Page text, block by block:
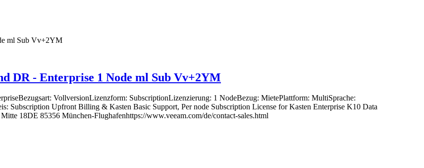
DR - Enterprise 1 Node ml Sub Vv+2YM
VollversionLizenzform: SubscriptionLizenzierung: 1 NodeBezug: MietePlattform: MultiSprache:
Subscription Upfront Billing & Kasten Basic Support, Per node Subscription License for Kasten Enterprise K10 Data
18DE 85356 München-Flughafenhttps://www.veeam.com/de/contact-sales.html